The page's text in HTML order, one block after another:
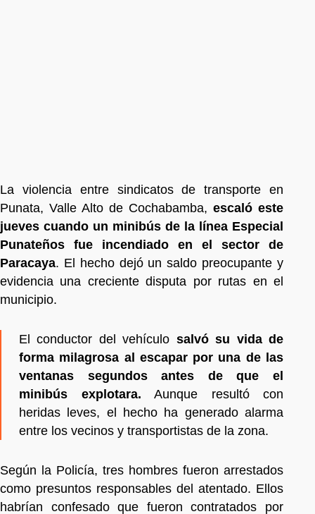
La violencia entre sindicatos de transporte en
Punata, Valle Alto de Cochabamba, escaló este
jueves cuando un minibús de la línea Especial
Punateños fue incendiado en el sector de
Paracaya. El hecho dejó un saldo preocupante y
evidencia una creciente disputa por rutas en el
municipio.
El conductor del vehículo salvó su vida de
forma milagrosa al escapar por una de las
ventanas segundos antes de que el
minibús explotara. Aunque resultó con
heridas leves, el hecho ha generado alarma
entre los vecinos y transportistas de la zona.
Según la Policía, tres hombres fueron arrestados
como presuntos responsables del atentado. Ellos
habrían confesado que fueron contratados por